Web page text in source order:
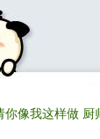
你像我这样做 厨